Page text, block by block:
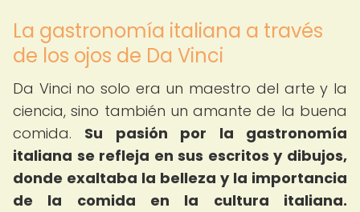
La gastronomía italiana a través
de los ojos de Da Vinci
Da Vinci no solo era un maestro del arte y la
ciencia, sino también un amante de la buena
comida. Su pasión por la gastronomía
italiana se refleja en sus escritos y dibujos,
donde exaltaba la belleza y la importancia
de la comida en la cultura italiana.